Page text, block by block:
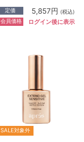
定価 5,857円 (税込)
会員価格 ログイン後に表示
SALE対象外